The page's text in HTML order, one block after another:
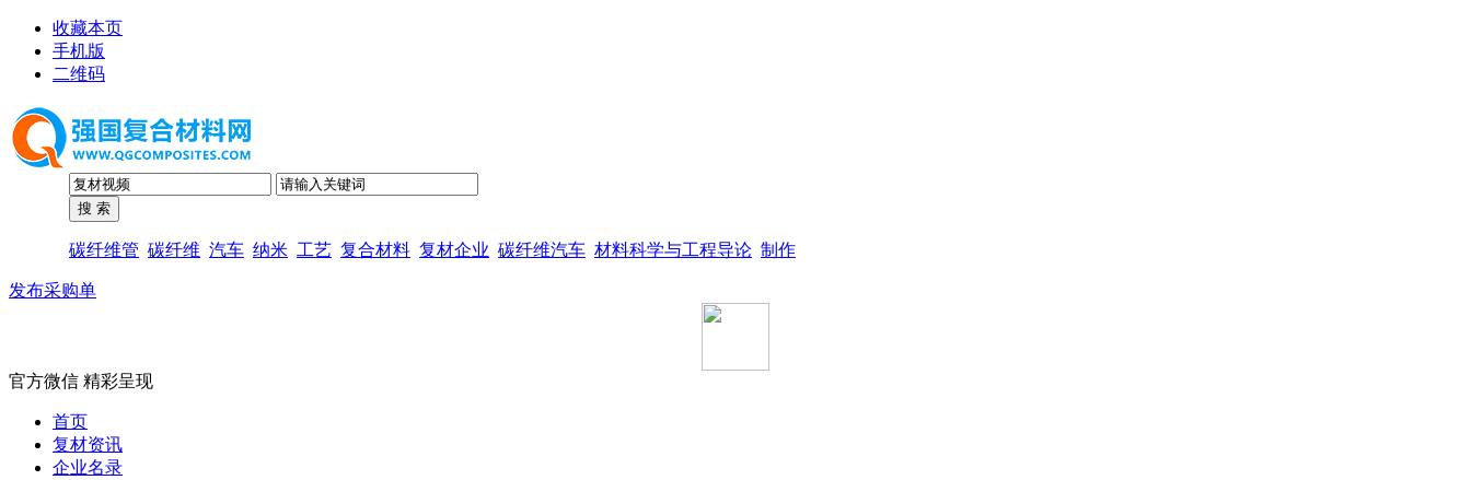
收藏本页
手机版
二维码
碳纤维管 碳纤维 汽车 纳米 工艺 复合材料 复材企业 碳纤维汽车 材料科学与工程导论 制作
发布采购单
官方微信 精彩呈现
首页
复材资讯
企业名录